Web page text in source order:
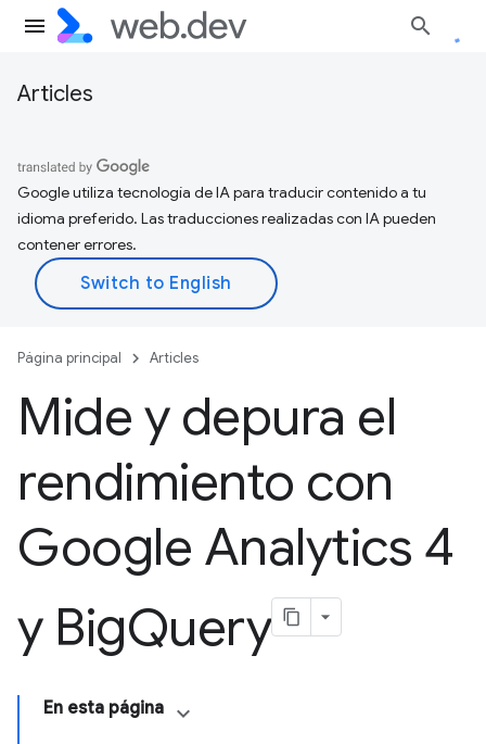
Articles
Google utiliza tecnología de IA para traducir contenido a tu
idioma preferido. Las traducciones realizadas con IA pueden
contener errores.
Página principal Articles
Mide y depura el
rendimiento con
Google Analytics 4
y BigQuery
En esta página